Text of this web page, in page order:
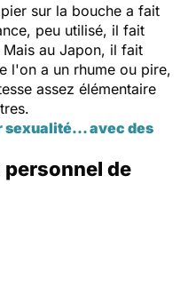
sur la bouche a fait
peu utilisé, il fait
au Japon, il fait
l'on a un rhume ou pire,
assez élémentaire
sexualité... avec des
personnel de